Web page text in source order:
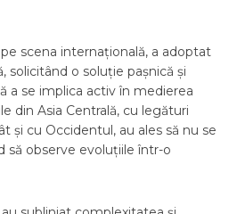
scena internațională, a adoptat
solicitând o soluție pașnică și
a se implica activ în medierea
din Asia Centrală, cu legături
și cu Occidentul, au ales să nu se
să observe evoluțiile într-o